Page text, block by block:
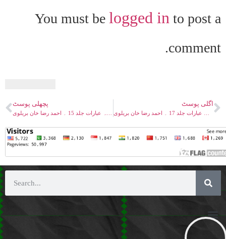
You must be logged in to post a
comment.
پچھلی پوسٹ اگلی پوسٹ